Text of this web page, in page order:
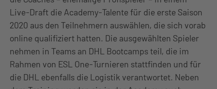
Live-Draft die Academy-Talente für die erste Saison
2020 aus den Teilnehmern auswählen, die sich vorab
online qualifiziert hatten. Die ausgewählten Spieler
nehmen in Teams an DHL Bootcamps teil, die im
Rahmen von ESL One-Turnieren stattfinden und für
die DHL ebenfalls die Logistik verantwortet. Neben